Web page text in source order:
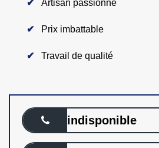
Artisan passionné
Prix imbattable
Travail de qualité
indisponible